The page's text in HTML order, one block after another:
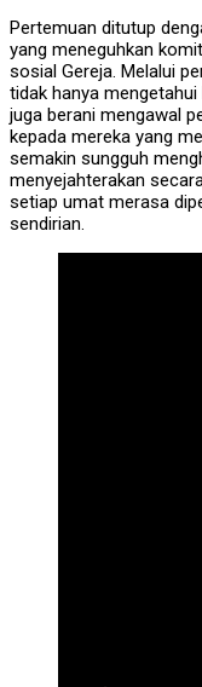
Pertemuan ditutup
yang meneguhkan
sosial Gereja. Melalui
tidak hanya
juga berani mengawal
kepada mereka yang
semakin sungguh
menyejahterakan
setiap umat merasa
sendirian.